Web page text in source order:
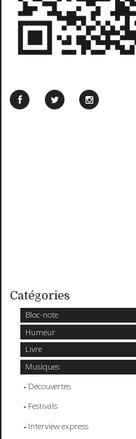
Catégories
Bloc-note
Humeur
Livre
Musiques
Découvertes
Festivals
Interview express